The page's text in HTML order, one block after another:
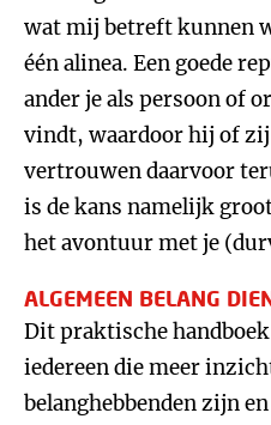
wat mij betreft kunnen
één alinea. Een goede
ander je als persoon of
vindt, waardoor hij of
vertrouwen daarvoor
is de kans namelijk
het avontuur met je
ALGEMEEN BELANG
Dit praktische
iedereen die meer
belanghebbenden zijn